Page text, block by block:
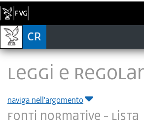
LEGGI E
naviga nell'argomento
Fonti normative - Lista